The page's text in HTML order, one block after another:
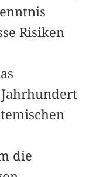
Risiken
die